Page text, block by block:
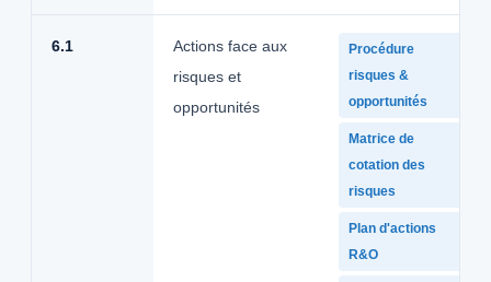
6.1
Actions face aux
risques et
opportunités
Procédure
risques &
opportunités
Matrice de
cotation des
risques
Plan d'actions
R&O